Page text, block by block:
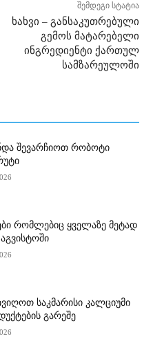
შემდეგი სტატია
ხახვი – განსაკუთრებული
გემოს მატარებელი
ინგრედიენტი ქართულ
სამზარეულოში
შევარჩიოთ რობოტი
რომლებიც ყველაზე მეტად
საკმარისი კალციუმი
გარეშე